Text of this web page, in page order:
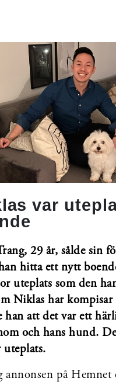
var
29 år, sålde sin
hitta ett nytt
uteplats som den
Niklas har kompisar
han att det var ett
och hans hund.
uteplats.
annonsen på Hemnet